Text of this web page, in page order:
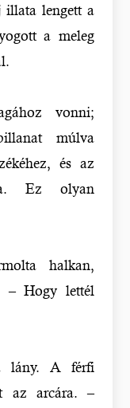
illata lengett a
a meleg
vonni;
múlva
és az
Ez olyan
halkan,
– Hogy lettél
lány. A férfi
az arcára. –